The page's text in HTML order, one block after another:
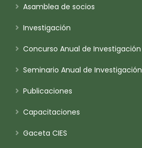
Asamblea de socios
Investigación
Concurso Anual de Investigación
Seminario Anual de Investigación
Publicaciones
Capacitaciones
Gaceta CIES